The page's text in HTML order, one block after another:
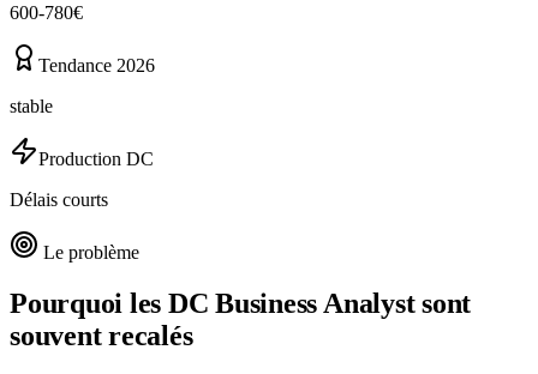
600-780€
Tendance 2026
stable
Production DC
Délais courts
Le problème
Pourquoi les DCBusiness Analystsont
souvent recalés